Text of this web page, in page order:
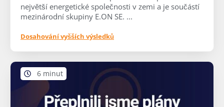
největší energetické společnosti v zemi a je součástí
mezinárodní skupiny E.ON SE. ...
Dosahování vyšších výsledků
6 minut